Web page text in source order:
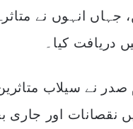
a
l
جہاں انہوں نے
دریافت کیا۔
صدر نے سیلاب
نقصانات اور